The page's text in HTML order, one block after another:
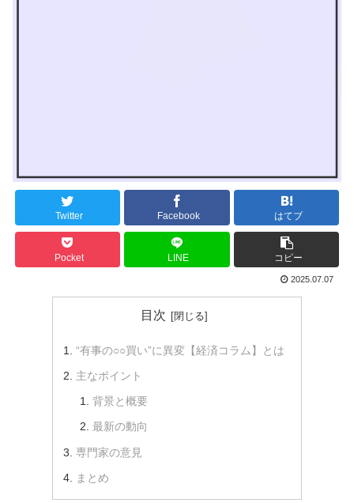
Twitter Facebook はてブ
Pocket LINE コピー
2025.07.07
目次
“有事の○○買い”に異変【経済コラム】とは
主なポイント
背景と概要
最新の動向
専門家の意見
まとめ